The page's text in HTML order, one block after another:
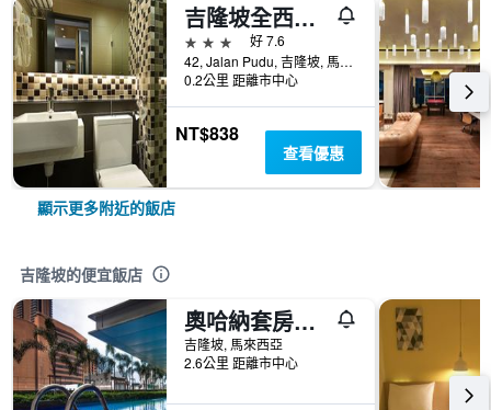
吉隆坡全西特酒店
3星級
好 7.6
42, Jalan Pudu, 吉隆坡, 馬來西亞
0.2公里 距離市中心
NT$838
查看優惠
顯示更多附近的飯店
吉隆坡的便宜飯店
奧哈納套房公寓
吉隆坡, 馬來西亞
2.6公里 距離市中心